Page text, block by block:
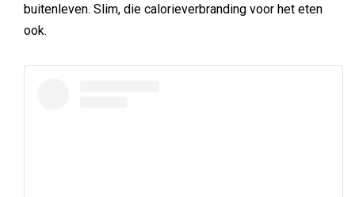
buitenleven. Slim, die calorieverbranding voor het eten
ook.